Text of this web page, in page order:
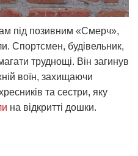
під позивним «Смерч»,
Спортсмен, будівельник,
труднощі. Він загинув
воїн, захищаючи
та сестри, яку
на відкритті дошки.